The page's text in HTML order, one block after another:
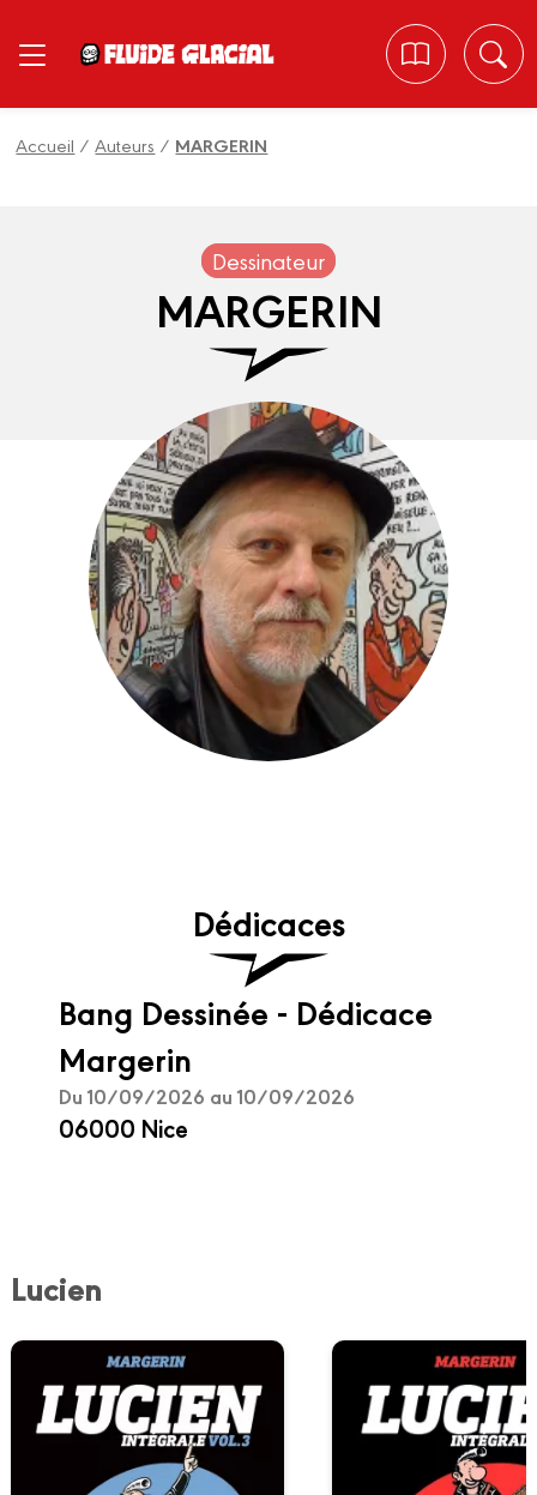
Accueil /Auteurs / MARGERIN
Dessinateur
MARGERIN
Dédicaces
Bang Dessinée - Dédicace
Margerin
Du 10/09/2026 au 10/09/2026
06000 Nice
Lucien